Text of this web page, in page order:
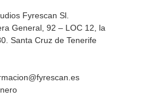
Fyrescan Sl.
General, 92 – LOC 12, la
Santa Cruz de Tenerife